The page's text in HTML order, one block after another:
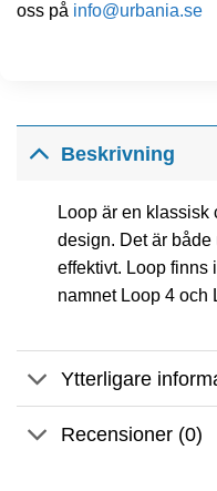
oss på info@urbania.se
Beskrivning
Loop är en klassisk
design. Det är
effektivt. Loop finns
namnet Loop 4 och
Ytterligare
Recensioner (0)